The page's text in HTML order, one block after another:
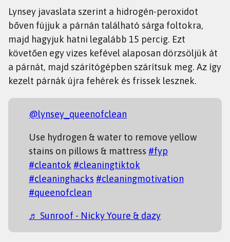
Lynsey javaslata szerint a hidrogén-peroxidot
bőven fújjuk a párnán található sárga foltokra,
majd hagyjuk hatni legalább 15 percig. Ezt
követően egy vizes kefével alaposan dörzsöljük át
a párnát, majd szárítógépben szárítsuk meg. Az így
kezelt párnák újra fehérek és frissek lesznek.
@lynsey_queenofclean
Use hydrogen & water to remove yellow
stains on pillows & mattress #fyp
#cleantok #cleaningtiktok
#cleaninghacks #cleaningmotivation
#queenofclean
♬ Sunroof - Nicky Youre & dazy